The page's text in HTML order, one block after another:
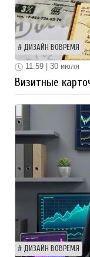
ДИЗАЙН ВОВРЕМЯ
11:59 | 30 июля
Визитные
ДИЗАЙН ВОВРЕМЯ